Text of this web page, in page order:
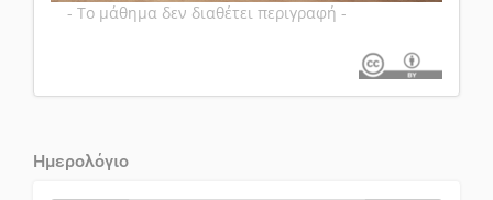
- Το μάθημα δεν διαθέτει περιγραφή -
Ημερολόγιο